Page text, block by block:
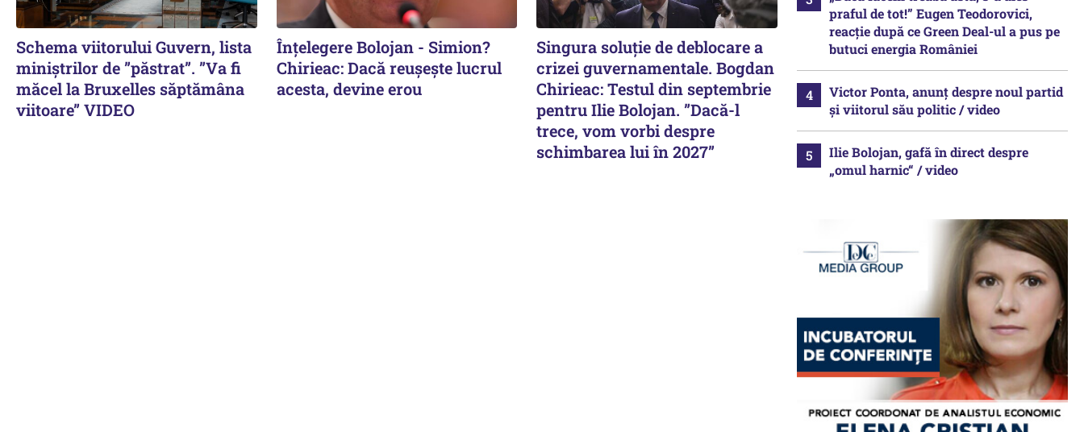
Schema viitorului Guvern, lista
miniștrilor de ”păstrat”. ”Va fi
măcel la Bruxelles săptămâna
viitoare” VIDEO
Înțelegere Bolojan - Simion?
Chirieac: Dacă reușește lucrul
acesta, devine erou
Singura soluție de deblocare a
crizei guvernamentale. Bogdan
Chirieac: Testul din septembrie
pentru Ilie Bolojan. ”Dacă-l
trece, vom vorbi despre
schimbarea lui în 2027”
praful de tot!” Eugen Teodorovici,
reacție după ce Green Deal-ul a pus pe
butuci energia României
Victor Ponta, anunț despre noul partid
și viitorul său politic / video
Ilie Bolojan, gafă în direct despre
„omul harnic“ / video